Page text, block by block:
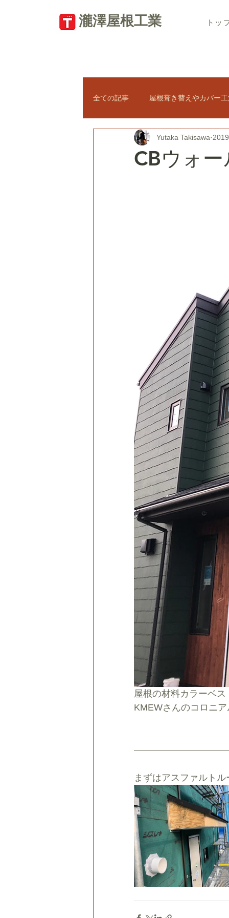
​瀧澤屋根工業 トッ
全ての記事 屋根葺き替えやカバー
瓦屋根の修理 新築屋根工事
CBウォ
Yutaka Takisawa
屋根の材料カラーベ
KMEWさんのコロニ
まずはアスファルト